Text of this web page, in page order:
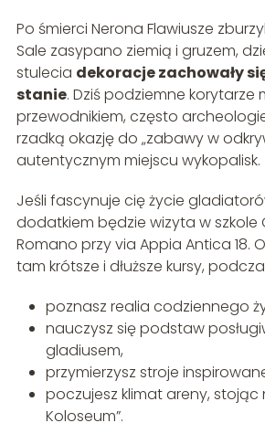
Po śmierci Nerona Flawiusze
Sale zasypano ziemią i gruzem,
stulecia dekoracje zachowały
stanie. Dziś podziemne korytarze
przewodnikiem, często
rzadką okazję do „zabawy w
autentycznym miejscu wykopalisk.
Jeśli fascynuje cię życie
dodatkiem będzie wizyta w szkole
Romano przy via Appia Antica 18.
tam krótsze i dłuższe kursy,
poznasz realia codziennego
nauczysz się podstaw
gladiusem,
przymierzysz stroje
poczujesz klimat areny, stojąc
Koloseum”.